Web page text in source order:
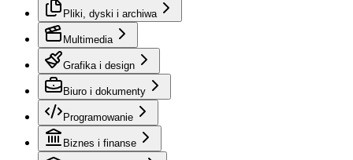
Pliki, dyski i archiwa
Multimedia
Grafika i design
Biuro i dokumenty
Programowanie
Biznes i finanse